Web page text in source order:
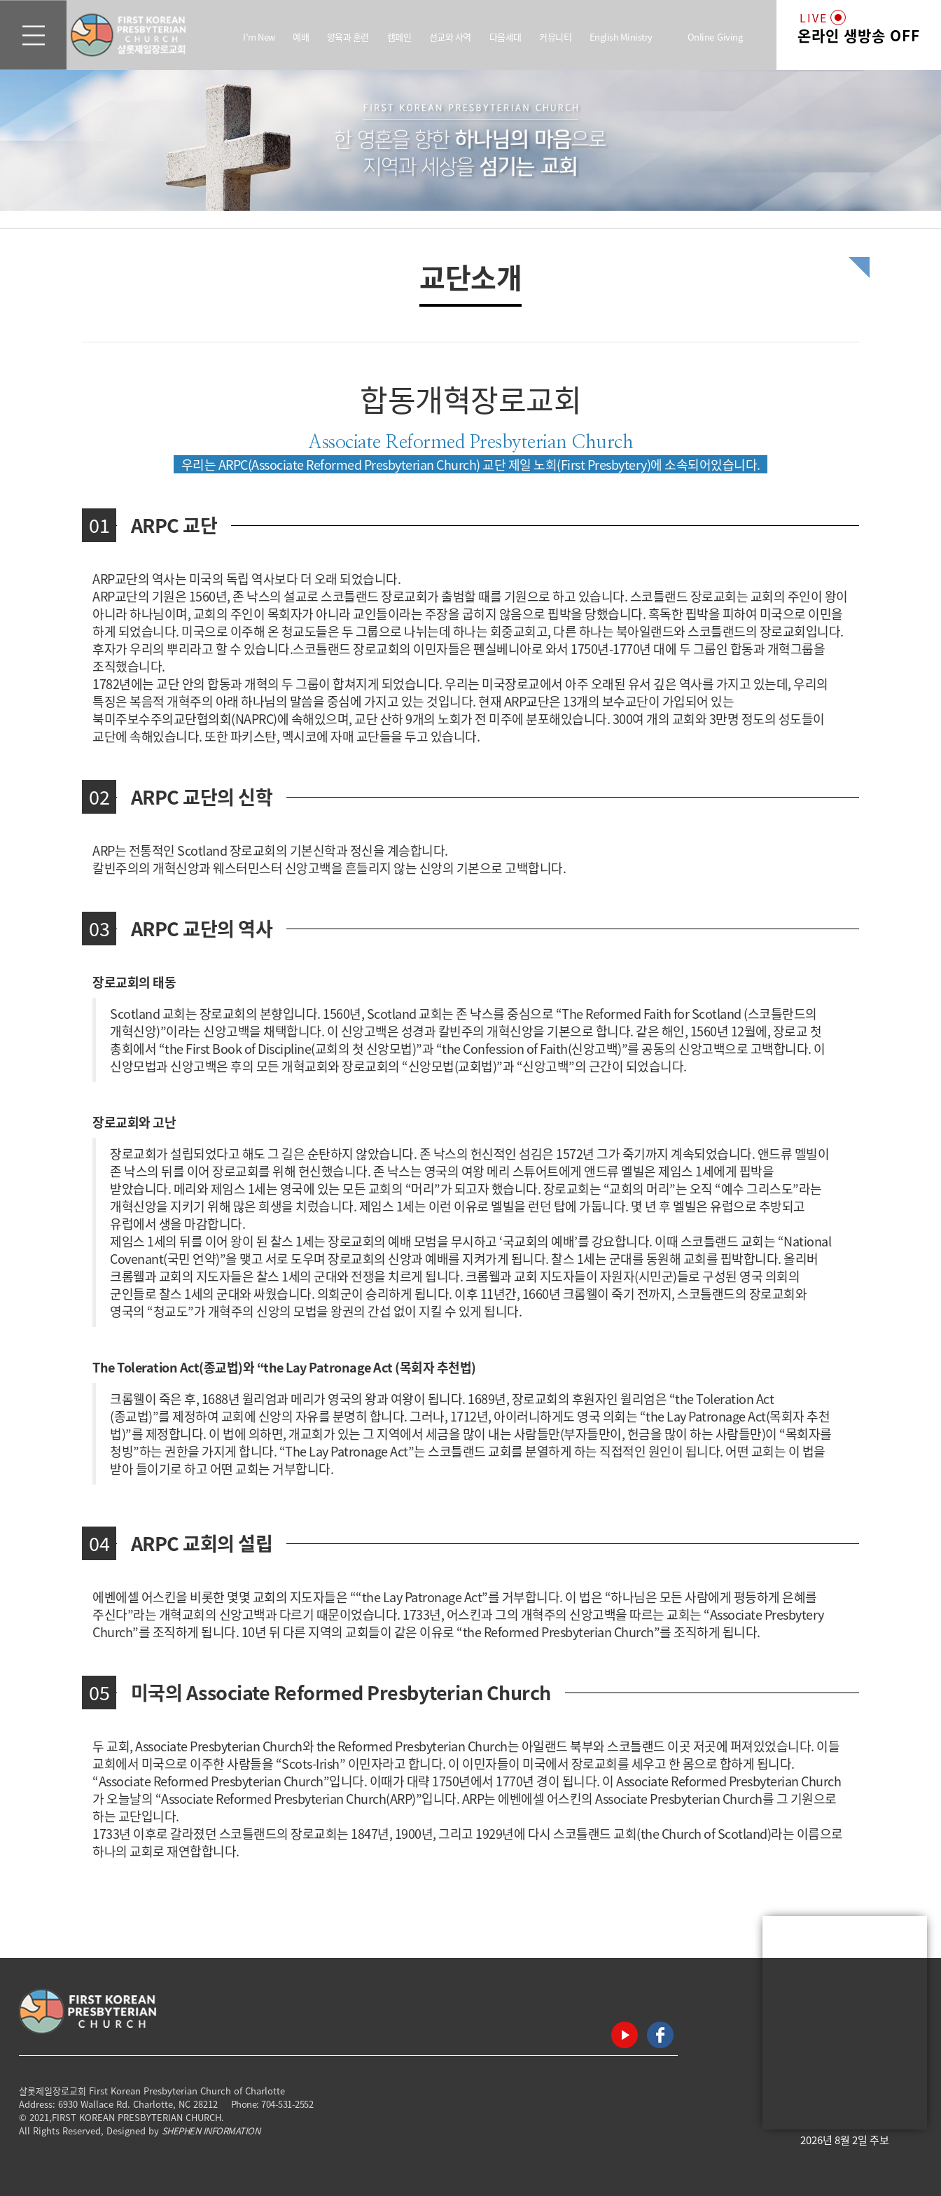
I’m New 예배 양육과 훈련 캠페인 선교와 사역 다음세대 커뮤니티 English Ministry Online Giving 온라인 생방송 OFF
LIVE
교단소개
합동개혁장로교회
Associate Reformed Presbyterian Church
우리는 ARPC(Associate Reformed Presbyterian Church) 교단 제일 노회(First Presbytery)에 소속되어있습니다.
01 ARPC 교단
ARP교단의 역사는 미국의 독립 역사보다 더 오래 되었습니다.
ARP교단의 기원은 1560년, 존 낙스의 설교로 스코틀랜드 장로교회가 출범할 때를 기원으로 하고 있습니다. 스코틀랜드 장로교회는 교회의 주인이 왕이
아니라 하나님이며, 교회의 주인이 목회자가 아니라 교인들이라는 주장을 굽히지 않음으로 핍박을 당했습니다. 혹독한 핍박을 피하여 미국으로 이민을
하게 되었습니다. 미국으로 이주해 온 청교도들은 두 그룹으로 나뉘는데 하나는 회중교회고, 다른 하나는 북아일랜드와 스코틀랜드의 장로교회입니다.
후자가 우리의 뿌리라고 할 수 있습니다.스코틀랜드 장로교회의 이민자들은 펜실베니아로 와서 1750년-1770년 대에 두 그룹인 합동과 개혁그룹을
조직했습니다.
1782년에는 교단 안의 합동과 개혁의 두 그룹이 합쳐지게 되었습니다. 우리는 미국장로교에서 아주 오래된 유서 깊은 역사를 가지고 있는데, 우리의
특징은 복음적 개혁주의 아래 하나님의 말씀을 중심에 가지고 있는 것입니다. 현재 ARP교단은 13개의 보수교단이 가입되어 있는
북미주보수주의교단협의회(NAPRC)에 속해있으며, 교단 산하 9개의 노회가 전 미주에 분포해있습니다. 300여 개의 교회와 3만명 정도의 성도들이
교단에 속해있습니다. 또한 파키스탄, 멕시코에 자매 교단들을 두고 있습니다.
02 ARPC 교단의 신학
ARP는 전통적인 Scotland 장로교회의 기본신학과 정신을 계승합니다.
칼빈주의의 개혁신앙과 웨스터민스터 신앙고백을 흔들리지 않는 신앙의 기본으로 고백합니다.
03 ARPC 교단의 역사
장로교회의 태동
Scotland 교회는 장로교회의 본향입니다. 1560년, Scotland 교회는 존 낙스를 중심으로 “The Reformed Faith for Scotland (스코틀란드의
개혁신앙)”이라는 신앙고백을 채택합니다. 이 신앙고백은 성경과 칼빈주의 개혁신앙을 기본으로 합니다. 같은 해인, 1560년 12월에, 장로교 첫
총회에서 “the First Book of Discipline(교회의 첫 신앙모법)”과 “the Confession of Faith(신앙고백)”를 공동의 신앙고백으로 고백합니다. 이
신앙모법과 신앙고백은 후의 모든 개혁교회와 장로교회의 “신앙모법(교회법)”과 “신앙고백”의 근간이 되었습니다.
장로교회와 고난
장로교회가 설립되었다고 해도 그 길은 순탄하지 않았습니다. 존 낙스의 헌신적인 섬김은 1572년 그가 죽기까지 계속되었습니다. 앤드류 멜빌이
존 낙스의 뒤를 이어 장로교회를 위해 헌신했습니다. 존 낙스는 영국의 여왕 메리 스튜어트에게 앤드류 멜빌은 제임스 1세에게 핍박을
받았습니다. 메리와 제임스 1세는 영국에 있는 모든 교회의 “머리”가 되고자 했습니다. 장로교회는 “교회의 머리”는 오직 “예수 그리스도”라는
개혁신앙을 지키기 위해 많은 희생을 치렀습니다. 제임스 1세는 이런 이유로 멜빌을 런던 탑에 가둡니다. 몇 년 후 멜빌은 유럽으로 추방되고
유럽에서 생을 마감합니다.
제임스 1세의 뒤를 이어 왕이 된 찰스 1세는 장로교회의 예배 모범을 무시하고 ‘국교회의 예배’를 강요합니다. 이때 스코틀랜드 교회는 “National
Covenant(국민 언약)”을 맺고 서로 도우며 장로교회의 신앙과 예배를 지켜가게 됩니다. 찰스 1세는 군대를 동원해 교회를 핍박합니다. 올리버
크롬웰과 교회의 지도자들은 찰스 1세의 군대와 전쟁을 치르게 됩니다. 크롬웰과 교회 지도자들이 자원자(시민군)들로 구성된 영국 의회의
군인들로 찰스 1세의 군대와 싸웠습니다. 의회군이 승리하게 됩니다. 이후 11년간, 1660년 크롬웰이 죽기 전까지, 스코틀랜드의 장로교회와
영국의 “청교도”가 개혁주의 신앙의 모법을 왕권의 간섭 없이 지킬 수 있게 됩니다.
The Toleration Act(종교법)와 “the Lay Patronage Act (목회자 추천법)
크롬웰이 죽은 후, 1688년 윌리엄과 메리가 영국의 왕과 여왕이 됩니다. 1689년, 장로교회의 후원자인 윌리엄은 “the Toleration Act
(종교법)”를 제정하여 교회에 신앙의 자유를 분명히 합니다. 그러나, 1712년, 아이러니하게도 영국 의회는 “the Lay Patronage Act(목회자 추천
법)”를 제정합니다. 이 법에 의하면, 개교회가 있는 그 지역에서 세금을 많이 내는 사람들만(부자들만이, 헌금을 많이 하는 사람들만)이 “목회자를
청빙”하는 권한을 가지게 합니다. “The Lay Patronage Act”는 스코틀랜드 교회를 분열하게 하는 직접적인 원인이 됩니다. 어떤 교회는 이 법을
받아 들이기로 하고 어떤 교회는 거부합니다.
04 ARPC 교회의 설립
에벤에셀 어스킨을 비롯한 몇몇 교회의 지도자들은 ““the Lay Patronage Act”를 거부합니다. 이 법은 “하나님은 모든 사람에게 평등하게 은혜를
주신다”라는 개혁교회의 신앙고백과 다르기 때문이었습니다. 1733년, 어스킨과 그의 개혁주의 신앙고백을 따르는 교회는 “Associate Presbytery
Church”를 조직하게 됩니다. 10년 뒤 다른 지역의 교회들이 같은 이유로 “the Reformed Presbyterian Church”를 조직하게 됩니다.
05 미국의 Associate Reformed Presbyterian Church
두 교회, Associate Presbyterian Church와 the Reformed Presbyterian Church는 아일랜드 북부와 스코틀랜드 이곳 저곳에 퍼져있었습니다. 이들
교회에서 미국으로 이주한 사람들을 “Scots-Irish” 이민자라고 합니다. 이 이민자들이 미국에서 장로교회를 세우고 한 몸으로 합하게 됩니다.
“Associate Reformed Presbyterian Church”입니다. 이때가 대략 1750년에서 1770년 경이 됩니다. 이 Associate Reformed Presbyterian Church
가 오늘날의 “Associate Reformed Presbyterian Church(ARP)”입니다. ARP는 에벤에셀 어스킨의 Associate Presbyterian Church를 그 기원으로
하는 교단입니다.
1733년 이후로 갈라졌던 스코틀랜드의 장로교회는 1847년, 1900년, 그리고 1929년에 다시 스코틀랜드 교회(the Church of Scotland)라는 이름으로
하나의 교회로 재연합합니다.
샬롯제일장로교회 First Korean Presbyterian Church of Charlotte
Address: 6930 Wallace Rd. Charlotte, NC 28212
Phone: 704-531-2552
© 2021,FIRST KOREAN PRESBYTERIAN CHURCH.
All Rights Reserved, Designed by SHEPHEN INFORMATION
2026년 8월 2일 주보